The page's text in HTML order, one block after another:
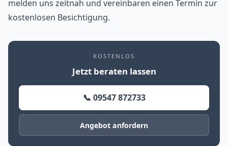
melden uns zeitnah und vereinbaren einen Termin zur
kostenlosen Besichtigung.
KOSTENLOS
Jetzt beraten lassen
📞 09547 872733
Angebot anfordern